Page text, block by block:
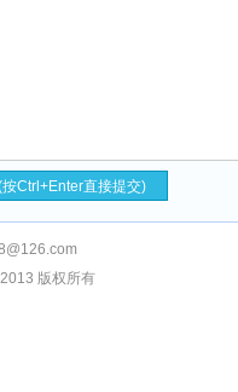
版权所有